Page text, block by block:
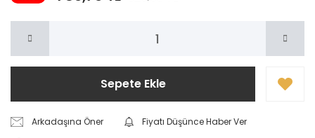
Sepete Ekle
Arkadaşına Öner
Fiyatı Düşünce Haber Ver